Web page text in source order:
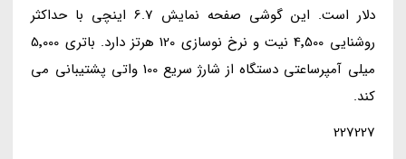
دلار است. این گوشی صفحه نمایش 6.7 اینچی با حداکثر
روشنایی 4٬500 نیت و نرخ نوسازی 120 هرتز دارد. باتری 5٬000
میلی آمپرساعتی دستگاه از شارژ سریع 100 واتی پشتیبانی می
کند.
227227